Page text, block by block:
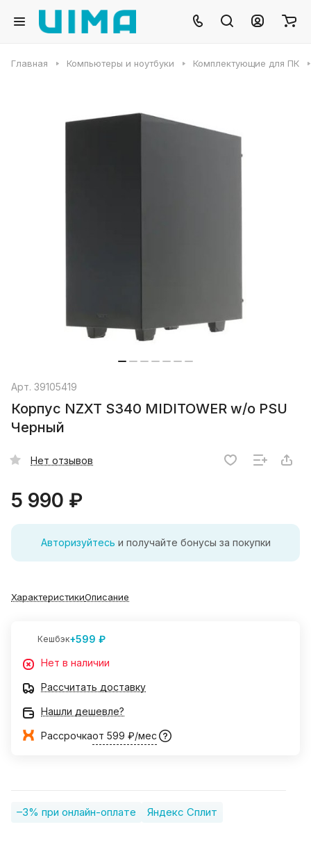
Главная Компьютеры и ноутбуки Комплектующие для ПК
Арт. 39105419
Корпус NZXT S340 MIDITOWER w/o PSU
Черный
Нет отзывов
5 990 ₽
Авторизуйтесь и получайте бонусы за покупки
ХарактеристикиОписание
Кешбэк+599 ₽
Нет в наличии
Рассчитать доставку
Нашли дешевле?
Рассрочкаот 599 ₽/мес
–3% при онлайн-оплате Яндекс Сплит